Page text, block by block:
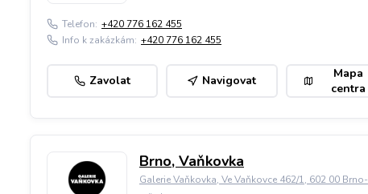
Telefon: +420 776 162 455
Info k zakázkám: +420 776 162 455
Zavolat Navigovat
Mapa
centra
Brno, Vaňkovka
Galerie Vaňkovka, Ve Vaňkovce 462/1, 602 00 Brno-